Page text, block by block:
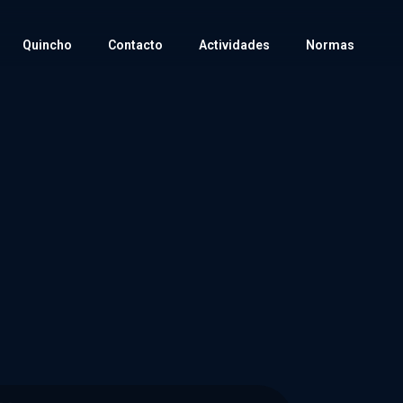
Quincho Contacto Actividades Normas